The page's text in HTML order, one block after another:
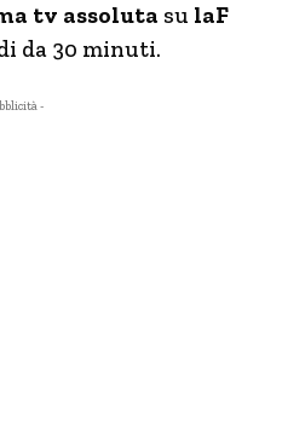
tv assoluta su laF
da 30 minuti.
-